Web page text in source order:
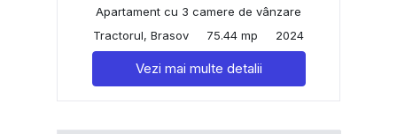
Apartament cu 3 camere de vânzare
Tractorul, Brasov
75.44 mp 2024
Vezi mai multe detalii